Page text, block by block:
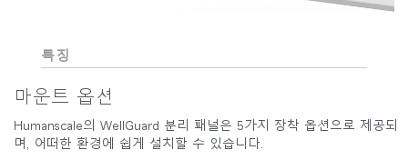
특징
마운트 옵션
Humanscale의 WellGuard 분리 패널은 5가지 장착 옵션으로 제공되
며, 어떠한 환경에 쉽게 설치할 수 있습니다.